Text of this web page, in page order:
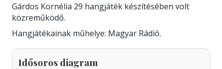
Gárdos Kornélia 29 hangjáték készítésében volt
közreműködő.
Hangjátékainak műhelye: Magyar Rádió.
Idősoros diagram